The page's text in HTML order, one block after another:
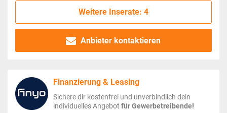
Weitere Inserate: 4
Anbieter kontaktieren
Finanzierung & Leasing
Sichere dir kostenfrei und unverbindlich dein
individuelles Angebot für Gewerbetreibende!